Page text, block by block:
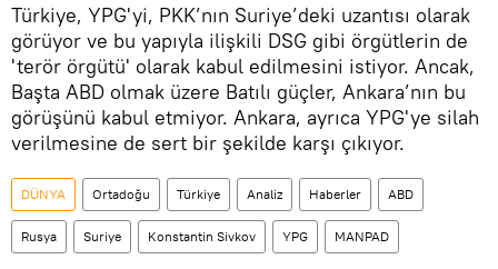
Türkiye, YPG'yi, PKK’nın Suriye’deki uzantısı olarak
görüyor ve bu yapıyla ilişkili DSG gibi örgütlerin de
'terör örgütü' olarak kabul edilmesini istiyor. Ancak,
Başta ABD olmak üzere Batılı güçler, Ankara’nın bu
görüşünü kabul etmiyor. Ankara, ayrıca YPG'ye silah
verilmesine de sert bir şekilde karşı çıkıyor.
DÜNYA Ortadoğu Türkiye Analiz Haberler ABD
Rusya Suriye Konstantin Sivkov YPG MANPAD